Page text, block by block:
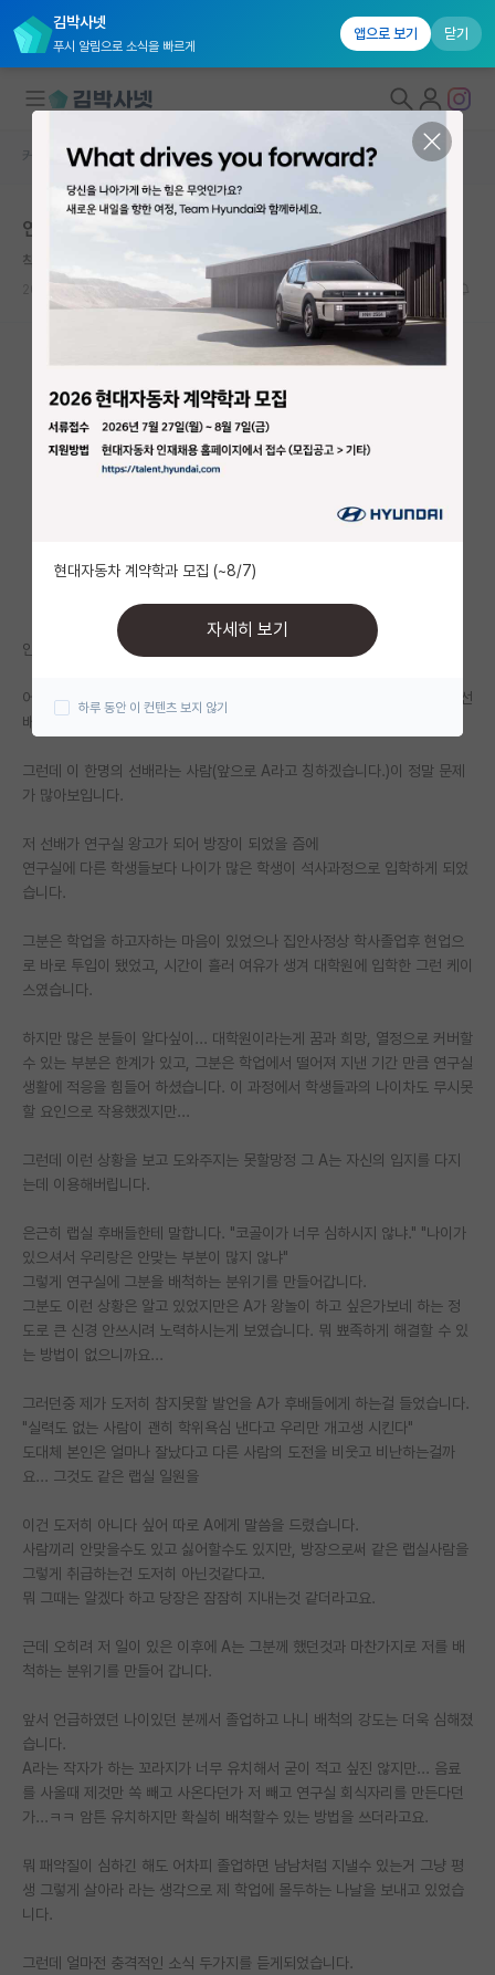
김박사넷
푸시 알림으로 소식을 빠르게
앱으로 보기 닫기
대학원생 모집
연구실&오픈랩
커뮤니티 홈
전체글보기
베스트 게시판
미국 유학 게시판
미국 대학원 합격 후기 게시판
대학원 합격 후기 게시판
연구실(PI) 홍보 게시판
석박사 채용 정보 게시판
임용 정보 게시판
학부 인턴 게시판
취업 게시판
임용 후기 게시판
인문사회 계열 게시판
특수/전문대학원 게시판
반도체/AI 게시판
학술 정보 게시판
홍보 게시판
커리어
이벤트
반도체 아카데미
커뮤니티 홈 자유 게시판(아무개랩)
연구실 왕따와 갈라치기 조장하는 교수
착한 아르키메데스
8547
안녕하세요. 현재 박사과정 4년차로 랩실생활을 하고 있는 학생입니다.
어느덧 그 많던 선배들은 거의 졸업하고 위로는 곧 졸업을 앞둔 단 한명의 선
배만 남았습니다. (저희 랩실은 박사 졸업을 4년 반~5년을 얘기하십니다.)
그런데 이 한명의 선배라는 사람(앞으로 A라고 칭하겠습니다.)이 정말 문제
가 많아보입니다.
저 선배가 연구실 왕고가 되어 방장이 되었을 즘에
연구실에 다른 학생들보다 나이가 많은 학생이 석사과정으로 입학하게 되었
습니다.
그분은 학업을 하고자하는 마음이 있었으나 집안사정상 학사졸업후 현업으
로 바로 투입이 됐었고, 시간이 흘러 여유가 생겨 대학원에 입학한 그런 케이
스였습니다.
하지만 많은 분들이 알다싶이... 대학원이라는게 꿈과 희망, 열정으로 커버할
수 있는 부분은 한계가 있고, 그분은 학업에서 떨어져 지낸 기간 만큼 연구실
생활에 적응을 힘들어 하셨습니다. 이 과정에서 학생들과의 나이차도 무시못
할 요인으로 작용했겠지만...
그런데 이런 상황을 보고 도와주지는 못할망정 그 A는 자신의 입지를 다지
는데 이용해버립니다.
은근히 랩실 후배들한테 말합니다. "코골이가 너무 심하시지 않냐." "나이가
있으셔서 우리랑은 안맞는 부분이 많지 않냐"
그렇게 연구실에 그분을 배척하는 분위기를 만들어갑니다.
그분도 이런 상황은 알고 있었지만은 A가 왕놀이 하고 싶은가보네 하는 정
도로 큰 신경 안쓰시려 노력하시는게 보였습니다. 뭐 뾰족하게 해결할 수 있
는 방법이 없으니까요...
그러던중 제가 도저히 참지못할 발언을 A가 후배들에게 하는걸 들었습니다.
"실력도 없는 사람이 괜히 학위욕심 낸다고 우리만 개고생 시킨다"
도대체 본인은 얼마나 잘났다고 다른 사람의 도전을 비웃고 비난하는걸까
요... 그것도 같은 랩실 일원을
이건 도저히 아니다 싶어 따로 A에게 말씀을 드렸습니다.
사람끼리 안맞을수도 있고 싫어할수도 있지만, 방장으로써 같은 랩실사람을
그렇게 취급하는건 도저히 아닌것같다고.
뭐 그때는 알겠다 하고 당장은 잠잠히 지내는것 같더라고요.
근데 오히려 저 일이 있은 이후에 A는 그분께 했던것과 마찬가지로 저를 배
척하는 분위기를 만들어 갑니다.
앞서 언급하였던 나이있던 분께서 졸업하고 나니 배척의 강도는 더욱 심해졌
습니다.
A라는 작자가 하는 꼬라지가 너무 유치해서 굳이 적고 싶진 않지만... 음료
를 사올때 제것만 쏙 빼고 사온다던가 저 빼고 연구실 회식자리를 만든다던
가...ㅋㅋ 암튼 유치하지만 확실히 배척할수 있는 방법을 쓰더라고요.
뭐 패악질이 심하긴 해도 어차피 졸업하면 남남처럼 지낼수 있는거 그냥 평
생 그렇게 살아라 라는 생각으로 제 학업에 몰두하는 나날을 보내고 있었습
니다.
그런데 얼마전 충격적인 소식 두가지를 듣게되었습니다.
현대자동차 계약학과 모집 (~8/7)
자세히 보기
하루 동안 이 컨텐츠 보지 않기